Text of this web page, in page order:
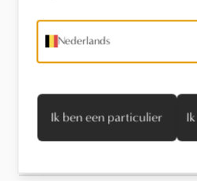
Technische informatie
Nederlands
Ik ben een particulier